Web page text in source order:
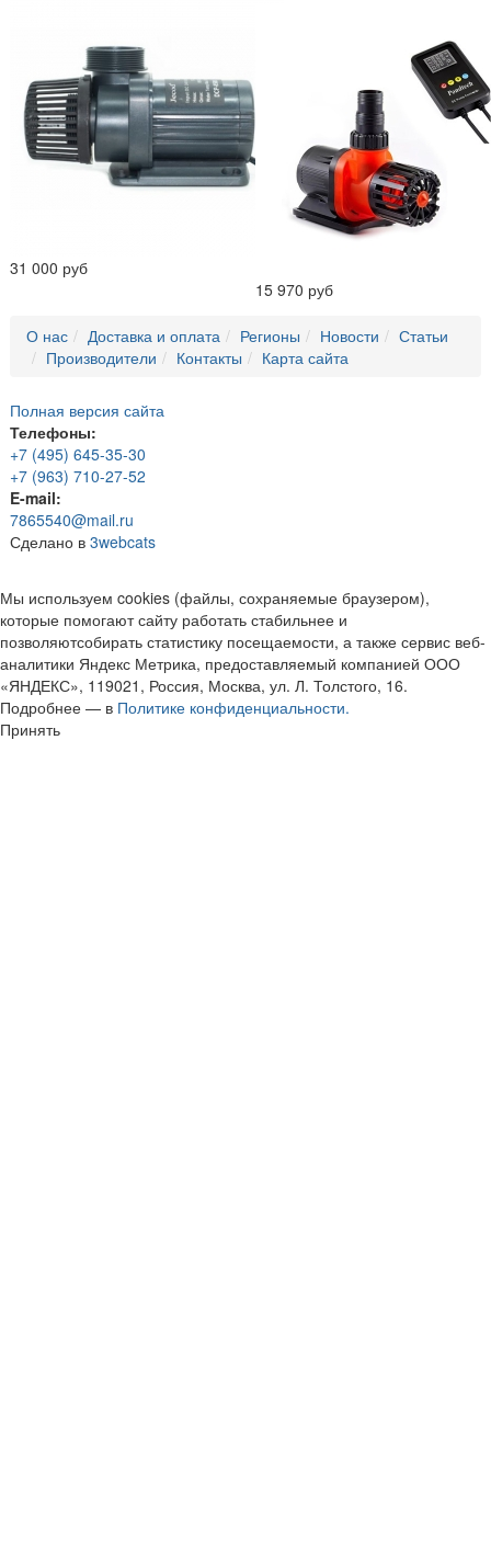
31 000 руб
15 970 руб
О нас Доставка и оплата Регионы Новости
Статьи
Производители
Контакты Карта сайта
Полная версия сайта
Телефоны:
+7 (495) 645-35-30
+7 (963) 710-27-52
E-mail:
7865540@mail.ru
Сделано в 3webcats
Мы используем cookies (файлы, сохраняемые браузером),
которые помогают сайту работать стабильнее и
позволяютсобирать статистику посещаемости, а также сервис веб-
аналитики Яндекс Метрика, предоставляемый компанией ООО
«ЯНДЕКС», 119021, Россия, Москва, ул. Л. Толстого, 16.
Подробнее — в Политике конфиденциальности.
Принять